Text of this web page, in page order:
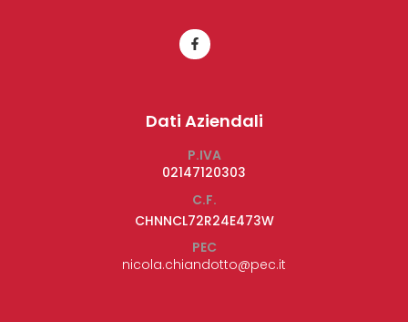
Dati Aziendali
P.IVA
02147120303
C.F.
CHNNCL72R24E473W
PEC
nicola.chiandotto@pec.it